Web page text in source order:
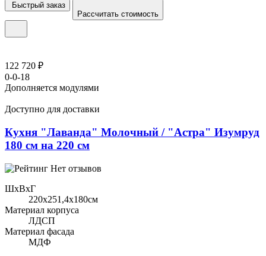
Быстрый заказ
Рассчитать стоимость
122 720 ₽
0-0-18
Дополняется модулями
Доступно для доставки
Кухня "Лаванда" Молочный / "Астра" Изумруд
180 см на 220 см
Нет отзывов
ШхВхГ
220x251,4х180см
Материал корпуса
ЛДСП
Материал фасада
МДФ